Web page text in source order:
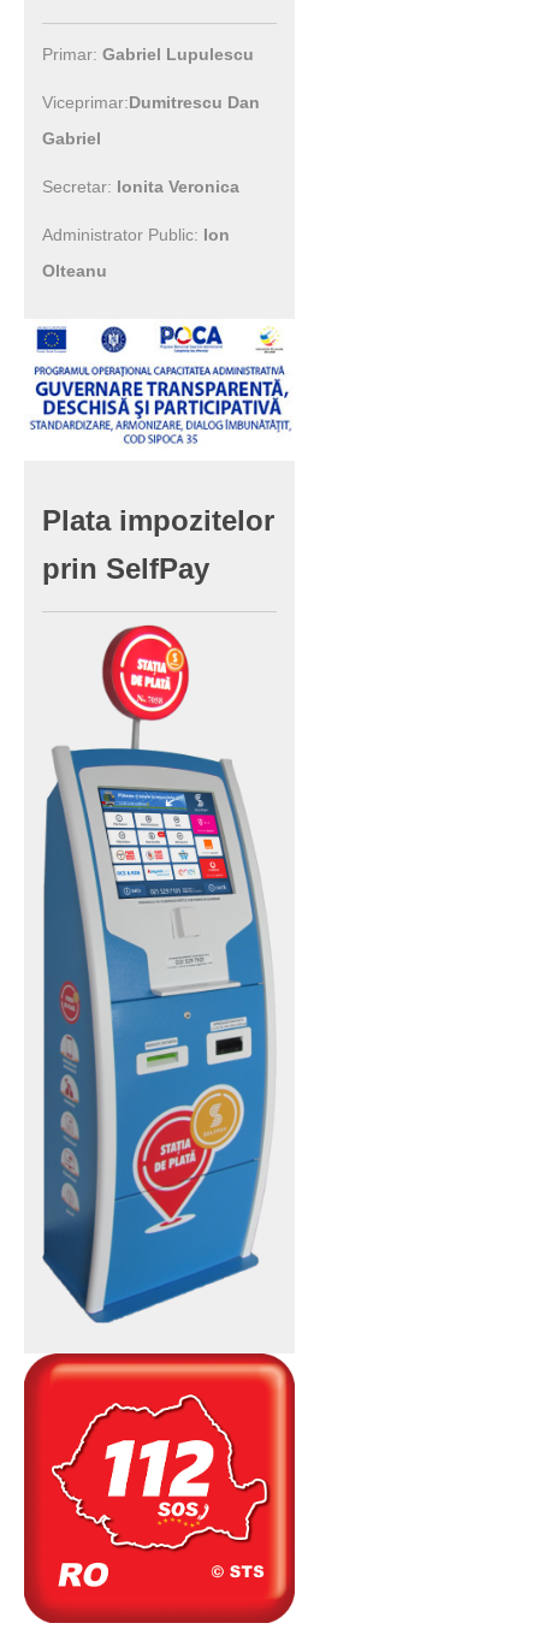
Primar: Gabriel Lupulescu
Viceprimar:Dumitrescu Dan
Gabriel
Secretar: Ionita Veronica
Administrator Public: Ion
Olteanu
Plata impozitelor
prin SelfPay